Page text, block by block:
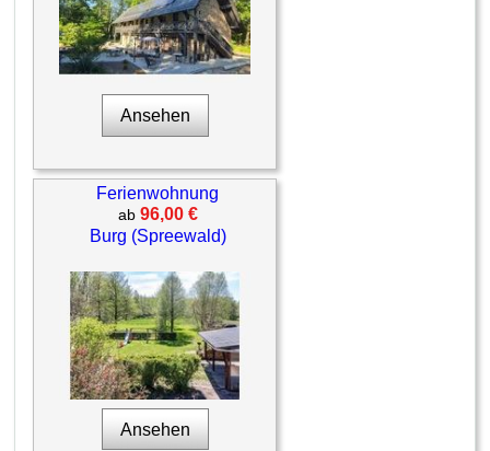
Ansehen
Ferienwohnung
ab 96,00 €
Burg (Spreewald)
Ansehen